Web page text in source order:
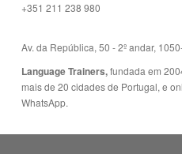
+351 211 238 980
Av. da República, 50 - 2º andar,
Language Trainers,fundada em
mais de 20 cidades de Portugal, e
WhatsApp.